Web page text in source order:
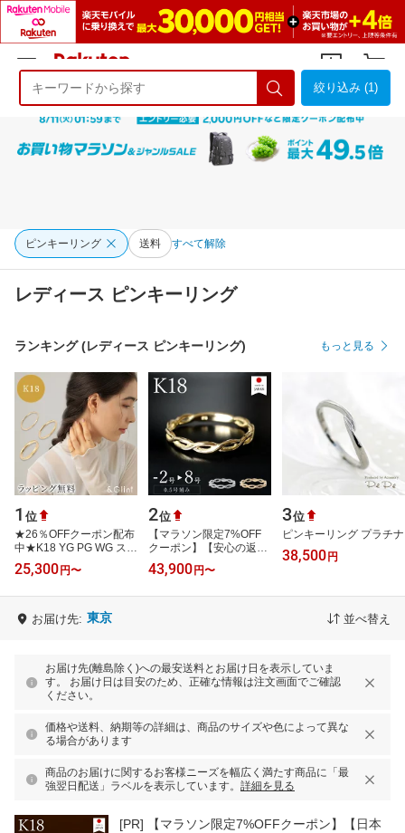
ようこそ 楽天市場へ ログイン
絞り込み (1)
ピンキーリング 送料 すべて解除
レディース ピンキーリング
ランキング (レディース ピンキーリング) もっと見る
1 位
★26％OFFクーポン配布
中★K18 YG PG WG スキ
ニーリング 金属アレルギ
ー対応 ピンキーリング
25,300 円〜
2位
【マラソン限定7%OFF
クーポン】【安心の返品
保証】 ピンキーリング
18k 18金 リング 指輪 レ
43,900 円〜
3位
ピンキーリング プラチナ
38,500 円
お届け先: 東京 並べ替え
お届け先(離島除く)への最安送料とお届け日を表示していま
す。 お届け日は目安のため、正確な情報は注文画面でご確認
ください。
価格や送料、納期等の詳細は、商品のサイズや色によって異な
る場合があります
商品のお届けに関するお客様ニーズを幅広く満たす商品に「最
強翌日配送」ラベルを表示しています。 詳細を見る
[PR]
【マラソン限定7%OFFクーポン】【日本